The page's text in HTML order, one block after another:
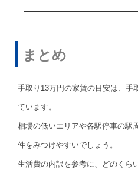
まとめ
手取り13万円の家賃の目安は、手
ています。
相場の低いエリアや各駅停車の駅
件をみつけやすいでしょう。
生活費の内訳を参考に、どのくら